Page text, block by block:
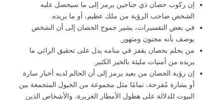
إن ركوب حصان ذي جناحين يرمز إلى ما سيحصل عليه
الشخص صاحب الرؤية من ملك عظيم، أو ما يريده.
في بعض التفسيرات، يشير جموح الحصان إلى أن الشخص
يوصف بأنه مجنون ومتهور.
من يحلم بحصان يقفز في منامه يدل على تحقيق الرائي ما
يريده من أمنيات مليئة بالخير الكثير.
إن رؤية الحصان من بعيد يرمز إلى أن الحالم لديه أخبار سارة
أو بشارة مُفرحة، تمامًا مثل مجموعة من الخيول المتجمعة بين
البيوت للدلالة على هطول الأمطار الغزيرة، والأشخاص الذين